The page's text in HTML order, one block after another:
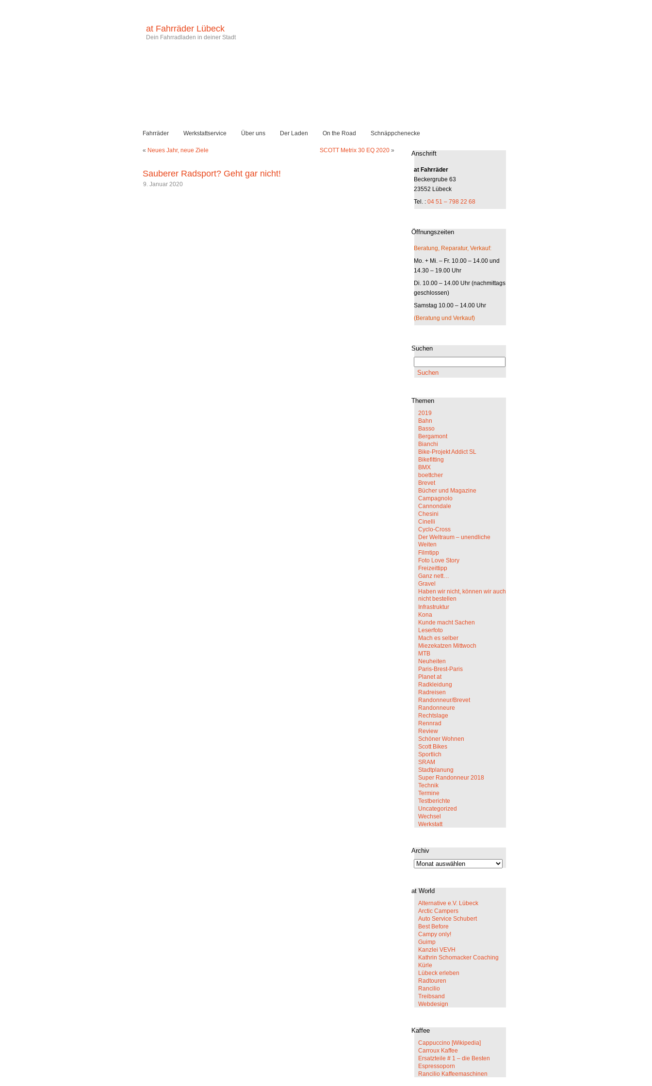
at Fahrräder Lübeck
Dein Fahrradladen in deiner Stadt
Fahrräder Werkstattservice Über uns Der Laden On the Road Schnäppchenecke
« Neues Jahr, neue Ziele SCOTT Metrix 30 EQ 2020 »
Sauberer Radsport? Geht gar nicht!
9. Januar 2020
Anschrift
at Fahrräder
Beckergrube 63
23552 Lübeck
Tel. : 04 51 – 798 22 68
Öffnungszeiten
Beratung, Reparatur, Verkauf:
Mo. + Mi. – Fr. 10.00 – 14.00 und
14.30 – 19.00 Uhr
Di. 10.00 – 14.00 Uhr (nachmittags
geschlossen)
Samstag 10.00 – 14.00 Uhr
(Beratung und Verkauf)
Suchen
Themen
2019
Bahn
Basso
Bergamont
Bianchi
Bike-Projekt Addict SL
Bikefitting
BMX
boettcher
Brevet
Bücher und Magazine
Campagnolo
Cannondale
Chesini
Cinelli
Cyclo-Cross
Der Weltraum – unendliche
Weiten
Filmtipp
Foto Love Story
Freizeittipp
Ganz nett…
Gravel
Haben wir nicht, können wir auch
nicht bestellen
Infrastruktur
Kona
Kunde macht Sachen
Leserfoto
Mach es selber
Miezekatzen Mittwoch
MTB
Neuheiten
Paris-Brest-Paris
Planet at
Radkleidung
Radreisen
Randonneur/Brevet
Randonneure
Rechtslage
Rennrad
Review
Schöner Wohnen
Scott Bikes
Sportlich
SRAM
Stadtplanung
Super Randonneur 2018
Technik
Termine
Testberichte
Uncategorized
Wechsel
Werkstatt
Archiv
Archiv
at World
Alternative e.V. Lübeck
Arctic Campers
Auto Service Schubert
Best Before
Campy only!
Guimp
Kanzlei VEVH
Kathrin Schomacker Coaching
Kürle
Lübeck erleben
Radtouren
Rancilio
Treibsand
Webdesign
Kaffee
Cappuccino [Wikipedia]
Carroux Kaffee
Ersatzteile # 1 – die Besten
Espressoporn
Rancilio Kaffeemaschinen